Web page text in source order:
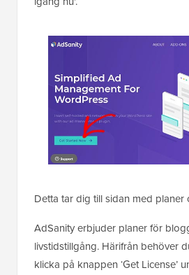
Detta tar dig till sidan med planer
AdSanity erbjuder planer för
livstidstillgång. Härifrån behöver
klicka på knappen ‘Get License’